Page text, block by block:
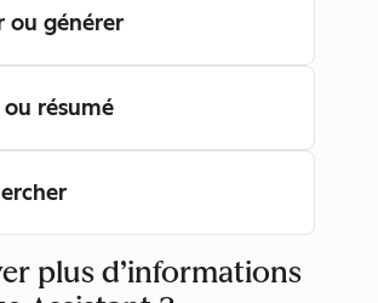
ou générer
ou résumé
plus d’informations